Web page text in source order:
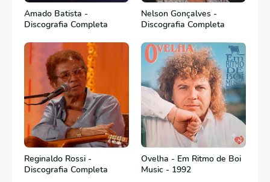
Amado Batista -
Discografia Completa
Nelson Gonçalves -
Discografia Completa
Reginaldo Rossi -
Discografia Completa
Ovelha - Em Ritmo de Boi
Music - 1992